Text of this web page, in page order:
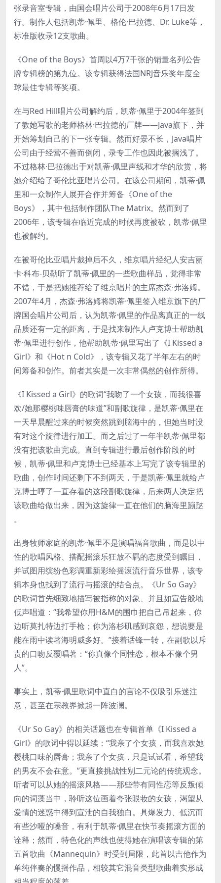
张录音室专辑，由国会唱片公司于2008年6月17日发
行。制作人包括凯蒂·佩里、格伦·巴拉德、Dr. Luke等，
标准版收录12支歌曲。
《One of the Boys》首周以4万7千张的销量名列公告
牌专辑榜的第九位。该专辑获得法国NRJ音乐奖年度全
球最佳专辑等奖项。
在与Red Hill唱片公司解约后，凯蒂·佩里于2004年签到
了教她写歌的老师格林·巴拉德的厂牌——Java旗下，并
开始筹划自己的下一张专辑。然而好景不长，Java唱片
公司由于经营不善而倒闭，录专工作也因此被搁浅了。
不过格林·巴拉德出于对凯蒂·佩里声线和才华的欣赏，将
她介绍给了哥伦比亚唱片公司。在该公司期间，凯蒂·佩
里和一众制作人展开合作并筹备《One of the
Boys》，其中包括制作团队The Matrix。然而到了
2006年，该专辑在临近完成的时候再度被砍，凯蒂·佩里
也被解约。
在被哥伦比亚唱片裁掉后不久，维京唱片经纪人安吉丽
卡·科布-贝勒听了凯蒂·佩里的一些歌曲样品，觉得非常
不错，于是把她推荐给了维京唱片的主席杰森·弗洛姆。
2007年4月，杰森·弗洛姆将凯蒂·佩里签入维京旗下的厂
牌国会唱片公司后，认为凯蒂·佩里的作品离真正的一线
品质还有一定的距离，于是找来制作人卢克博士帮助凯
蒂·佩里进行创作，他帮助凯蒂·佩里写出了《I Kissed a
Girl》和《Hot n Cold》，该专辑又花了半年左右的时
间筹备和创作。前者其实是一次非常偶然的创作所得。
《I Kissed a Girl》的歌词“我吻了一个女孩，而我很喜
欢/她那樱桃味唇膏的味道”和副歌旋律，是凯蒂·佩里在
一天早晨醒过来的时候突然跳到脑海中的，但她当时没
有对这个旋律进行加工。而之后过了一年半凯蒂·佩里都
没有把该歌曲完成。直到专辑进行最后创作阶段的时
候，凯蒂·佩里和卢克博士已经基本上写完了该专辑里的
歌曲，创作时间还剩下不到两天，于是凯蒂·佩里就给卢
克博士哼了一直存着的这段副歌旋律，后来两人决定把
该歌曲给做出来，因为这旋律一直在他们的脑海里蹦跶
。
出身牧师家庭的凯蒂·佩里不是演唱福音歌曲，而是以中
性的歌唱风格、搭配摇滚乐狂放不羁的态度受到瞩目，
并试图用缤纷色彩调重新彩绘摇滚流行音乐世界，该专
辑本身也找到了流行与摇滚的结合点。《Ur So Gay》
的歌词首先细致地描写被指称的对象、并且如宣告般地
低声唱道：“我希望你用H&M的围巾把自己吊起来，你
边听莫扎特边打手枪；你为洛杉矶感到哀怨，想说要是
能在雨中读著海明威多好。”接着话锋一转，在副歌以斥
责的口吻反覆唱著：“你真像个同性恋，根本不像个男
人”。
事实上，凯蒂·佩里歌词中直白的言论不仅吸引乐迷注
意，甚至在宗教界掀起一阵波澜。
《Ur So Gay》的相关话题也在专辑首单《I Kissed a
Girl》的歌词中得以延续：“我亲了个女孩，而我喜欢她
樱桃口味的唇膏；我亲了个女孩，只是试试看，希望我
的男友不会在意。”更直接挑战性别二元论的传统观念。
听者可以从她的摇滚风格——那些带有同性恋等反叛倾
向的词藻当中，聆听这位画着夸张眼妆的女孩，渴望从
爱情的迷惑中得到宣泄的自我独白。具爆发力、低沉而
有些沙哑的嗓音，有利于凯蒂·佩里在快节奏摇滚方面的
诠释；然而，特色化的声线也使得她在演唱该专辑的第
五首歌曲《Mannequin》时受到局限，此首以吉他作为
单纯伴奏的慢摇作品，相较其它混音类型歌曲着实形成